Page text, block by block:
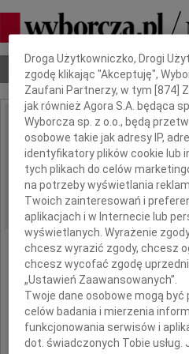
Nekrologi Odeszli Poradnik
IMIĘ I NAZWISKO:
REGION: Łódź
DATA EMISJI: 11.06.2018
Dbamy o Twoją prywatność
Droga Użytkowniczko, Drogi
zgodę klikając "Akceptuję",
Zaufani Partnerzy, w tym [874 ]
jak również Agora S.A. będąca
Wyborcza sp. z o.o., będą
osobowe takie jak adresy IP,
identyfikatory plików cookie lub
tych plikach do celów
na potrzeby wyświetlania
Twoich zainteresowań i
aplikacjach i w Internecie lub
wyświetlanych. Wyrażenie
chcesz wyrazić zgody, chcesz
chcesz wycofać zgodę
„Ustawień Zaawansowanych”.
Twoje dane osobowe mogą
celów badania i mierzenia
funkcjonowania serwisów i
dot. świadczonych Tobie usług.